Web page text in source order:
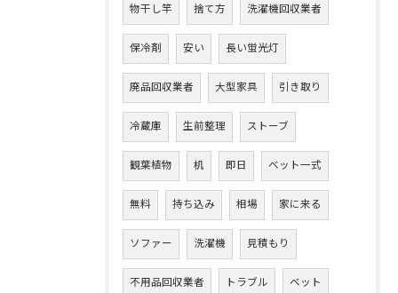
物干し竿 捨て方 洗濯機回収業者
保冷剤 安い 長い蛍光灯
廃品回収業者 大型家具 引き取り
冷蔵庫 生前整理 ストーブ
観葉植物 机 即日 ベット一式
無料 持ち込み 相場 家に来る
ソファー 洗濯機 見積もり
不用品回収業者 トラブル ベット